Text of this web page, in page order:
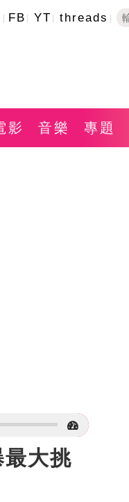
FB YT threads
影 音樂 專題
大挑